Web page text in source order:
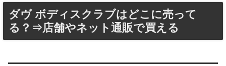
ダヴ ボディスクラブはどこに売って
る？⇒店舗やネット通販で買える